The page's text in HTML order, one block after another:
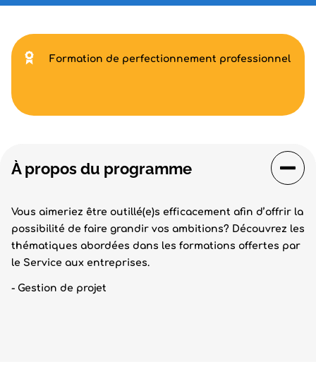
À propos du programme
Vous aimeriez être outillé(e)s efficacement afin d’offrir la
possibilité de faire grandir vos ambitions? Découvrez les
thématiques abordées dans les formations offertes par
le Service aux entreprises.
- Gestion de projet
Formation de perfectionnement professionnel